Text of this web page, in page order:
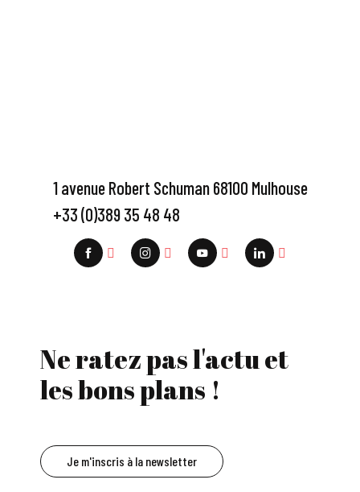
1 avenue Robert Schuman 68100 Mulhouse
+33 (0)389 35 48 48
Ne ratez pas l'actu et
les bons plans !
Je m'inscris à la newsletter